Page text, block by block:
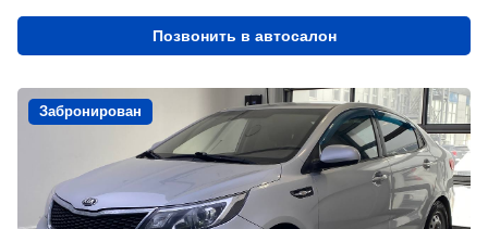
Позвонить в автосалон
Забронирован